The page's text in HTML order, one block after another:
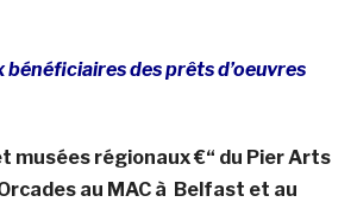
bénéficiaires des prêts d’oeuvres
musées régionaux €“ du Pier Arts
au MAC à Belfast et au